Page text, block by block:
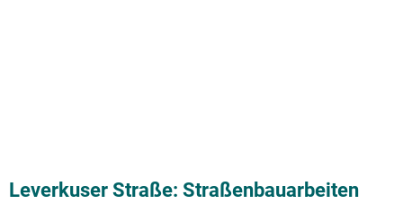
Leverkuser Straße: Straßenbauarbeiten